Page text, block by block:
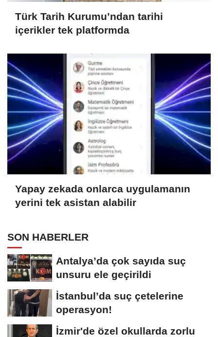
Türk Tarih Kurumu’ndan tarihi
içerikler tek platformda
Yapay zekada onlarca uygulamanın
yerini tek asistan alabilir
SON HABERLER
Antalya’da çok sayıda suç
unsuru ele geçirildi
İstanbul’da suç çetelerine
operasyon!
İzmir'de özel okullarda zorlu